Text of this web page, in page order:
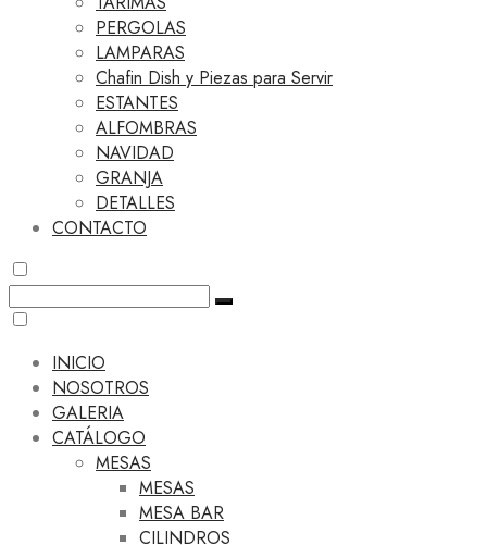
PERGOLAS
LAMPARAS
Chafin Dish y Piezas para Servir
ESTANTES
ALFOMBRAS
NAVIDAD
GRANJA
DETALLES
CONTACTO
INICIO
NOSOTROS
GALERIA
CATÁLOGO
MESAS
MESAS
MESA BAR
CILINDROS